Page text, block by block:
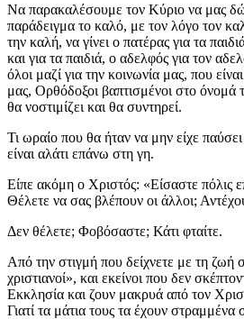
Να παρακαλέσουμε τον Κύριο να μας
παράδειγμα το καλό, με τον λόγο τον
την καλή, να γίνει ο πατέρας για τα
και για τα παιδιά, ο αδελφός για τον
όλοι μαζί για την κοινωνία μας, που
μας, Ορθόδοξοι βαπτισμένοι στο όνομά
θα νοστιμίζει και θα συντηρεί.
Τι ωραίο που θα ήταν να μην είχε
είναι αλάτι επάνω στη γη.
Είπε ακόμη ο Χριστός: «Είσαστε πόλις
Θέλετε να σας βλέπουν οι άλλοι;
Δεν θέλετε; Φοβόσαστε; Κάτι φταίτε.
Από την στιγμή που δείχνετε με τη ζωή
χριστιανοί», και εκείνοι που δεν
Εκκλησία και ζουν μακρυά από τον
Γιατί τα μάτια τους τα έχουν στραμμένα